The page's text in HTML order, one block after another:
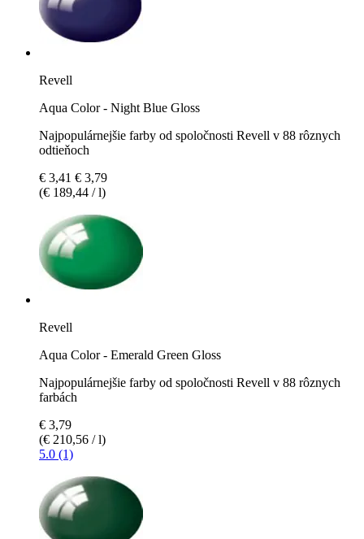
Revell
Aqua Color - Night Blue Gloss
Najpopulárnejšie farby od spoločnosti Revell v 88 rôznych
odtieňoch
€ 3,41 € 3,79
(€ 189,44 / l)
Revell
Aqua Color - Emerald Green Gloss
Najpopulárnejšie farby od spoločnosti Revell v 88 rôznych
farbách
€ 3,79
(€ 210,56 / l)
5.0 (1)